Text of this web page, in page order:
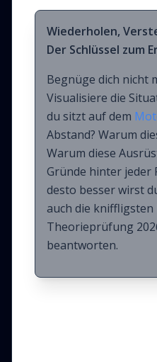
Wiederholen,
Der Schlüssel zum
Begnüge dich nicht
Visualisiere die
du sitzt auf dem
Abstand? Warum
Warum diese
Gründe hinter jeder
desto besser wirst
auch die kniffligsten
Theorieprüfung
beantworten.